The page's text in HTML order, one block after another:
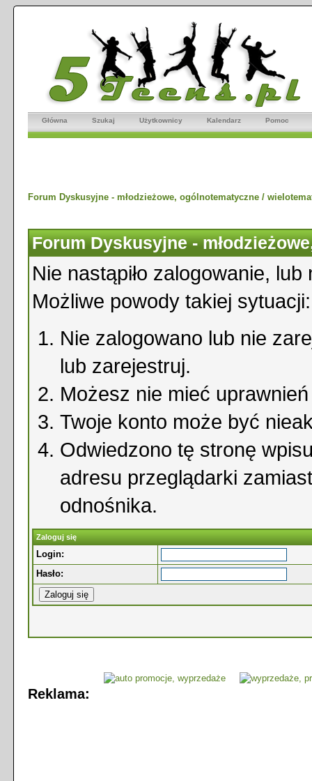
Główna Szukaj Użytkownicy Kalendarz Pomoc
Forum Dyskusyjne - młodzieżowe, ogólnotematyczne /
Forum Dyskusyjne -
Nie nastąpiło zalogowanie,
Możliwe powody takiej sytuacji:
Nie zalogowano lub nie
lub zarejestruj.
Możesz nie mieć
Twoje konto może być
Odwiedzono tę stronę
adresu przeglądarki
odnośnika.
Zaloguj się
Login:
Hasło:
Reklama: